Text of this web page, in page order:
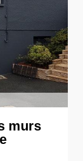
murs